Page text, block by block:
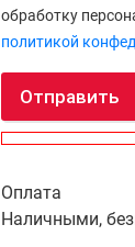
обработку
политикой
Отправить
Оплата
Наличными,